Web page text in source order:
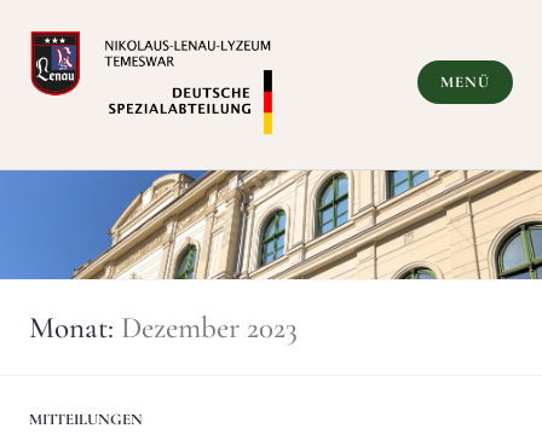
Inhalt
springen
Deutsche Spezialabteilung
MENÜ
Monat: Dezember 2023
MITTEILUNGEN